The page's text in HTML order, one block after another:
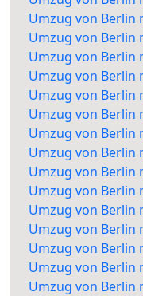
Umzug von Berlin
Umzug von Berlin
Umzug von Berlin
Umzug von Berlin
Umzug von Berlin
Umzug von Berlin
Umzug von Berlin
Umzug von Berlin
Umzug von Berlin
Umzug von Berlin
Umzug von Berlin
Umzug von Berlin
Umzug von Berlin
Umzug von Berlin
Umzug von Berlin